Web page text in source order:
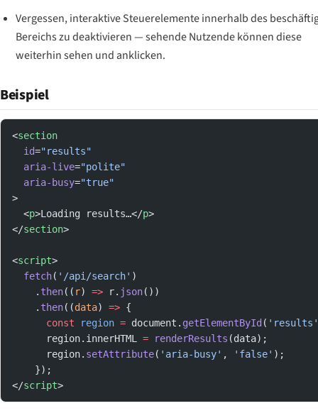
Vergessen, interaktive Steuerelemente innerhalb des
Bereichs zu deaktivieren — sehende Nutzende können diese
weiterhin sehen und anklicken.
Beispiel
<section
  id
="results"
  aria-live
="polite"
  aria-busy
="true"
>
  <
p>Loading results…</p>
</section>
<script>
  fetch
( '/api/search' )
    .
then(( r) => r. json())
    .
then((data) => {
      const
region = document. getElementById ( 'results'
      region.innerHTML
= renderResults (data);
      region.
setAttribute( 'aria-busy' , 'false' );
    });
</script>